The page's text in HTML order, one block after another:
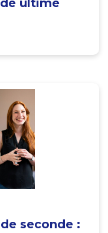
ultime
seconde :